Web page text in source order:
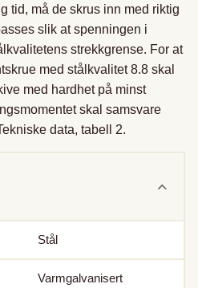
tid, må de skrus inn med riktig
slik at spenningen i
strekkgrense. For at
med stålkvalitet 8.8 skal
med hardhet på minst
skal samsvare
data, tabell 2.
Stål
Varmgalvanisert